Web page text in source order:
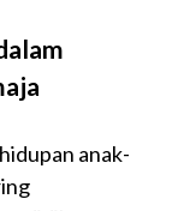
anak-